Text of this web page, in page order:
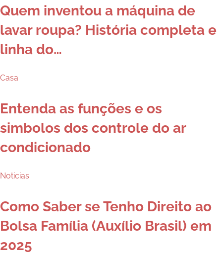
Quem inventou a máquina de
lavar roupa? História completa e
linha do…
Casa
Entenda as funções e os
simbolos dos controle do ar
condicionado
Noticias
Como Saber se Tenho Direito ao
Bolsa Família (Auxílio Brasil) em
2025